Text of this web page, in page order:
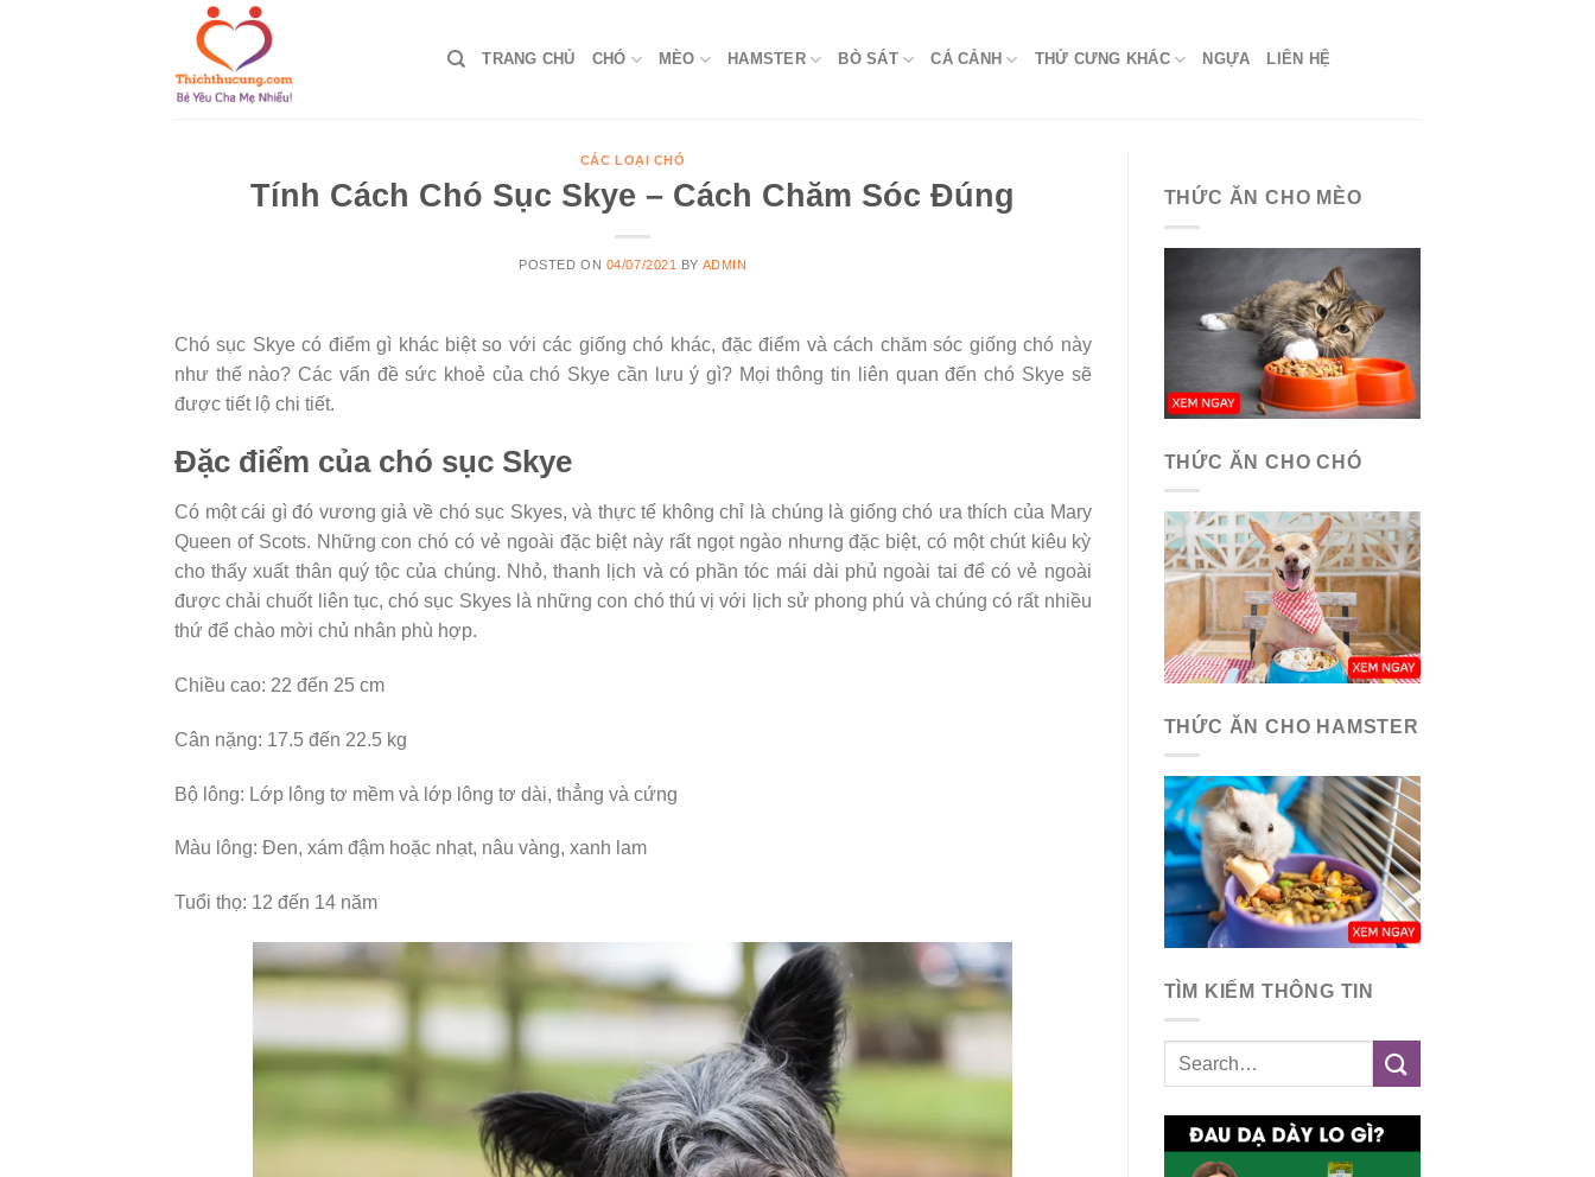
TRANG CHỦ CHÓ MÈO HAMSTER BÒ SÁT CÁ CẢNH THỨ CƯNG KHÁC NGỰA LIÊN HỆ
CÁC LOẠI CHÓ
Tính Cách Chó Sục Skye – Cách Chăm Sóc Đúng
POSTED ON 04/07/2021 BY ADMIN
Chó sục Skye có điểm gì khác biệt so với các giống chó khác, đặc điểm và cách chăm sóc giống chó này
như thế nào? Các vấn đề sức khoẻ của chó Skye cần lưu ý gì? Mọi thông tin liên quan đến chó Skye sẽ
được tiết lộ chi tiết.
Đặc điểm của chó sục Skye
Có một cái gì đó vương giả về chó sục Skyes, và thực tế không chỉ là chúng là giống chó ưa thích của Mary
Queen of Scots. Những con chó có vẻ ngoài đặc biệt này rất ngọt ngào nhưng đặc biệt, có một chút kiêu kỳ
cho thấy xuất thân quý tộc của chúng. Nhỏ, thanh lịch và có phần tóc mái dài phủ ngoài tai để có vẻ ngoài
được chải chuốt liên tục, chó sục Skyes là những con chó thú vị với lịch sử phong phú và chúng có rất nhiều
thứ để chào mời chủ nhân phù hợp.
Chiều cao: 22 đến 25 cm
Cân nặng: 17.5 đến 22.5 kg
Bộ lông: Lớp lông tơ mềm và lớp lông tơ dài, thẳng và cứng
Màu lông: Đen, xám đậm hoặc nhạt, nâu vàng, xanh lam
Tuổi thọ: 12 đến 14 năm
THỨC ĂN CHO MÈO
THỨC ĂN CHO CHÓ
THỨC ĂN CHO HAMSTER
TÌM KIẾM THÔNG TIN